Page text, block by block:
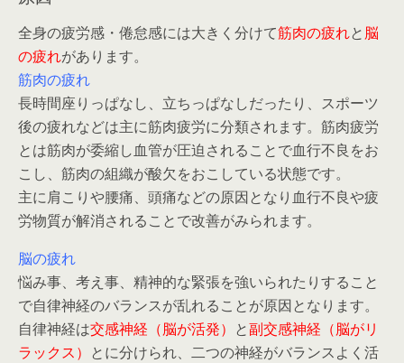
全身の疲労感・倦怠感には大きく分けて筋肉の疲れと脳
の疲れがあります。
筋肉の疲れ
長時間座りっぱなし、立ちっぱなしだったり、スポーツ
後の疲れなどは主に筋肉疲労に分類されます。筋肉疲労
とは筋肉が委縮し血管が圧迫されることで血行不良をお
こし、筋肉の組織が酸欠をおこしている状態です。
主に肩こりや腰痛、頭痛などの原因となり血行不良や疲
労物質が解消されることで改善がみられます。
脳の疲れ
悩み事、考え事、精神的な緊張を強いられたりすること
で自律神経のバランスが乱れることが原因となります。
自律神経は交感神経（脳が活発） と副交感神経（脳がリ
ラックス） とに分けられ、二つの神経がバランスよく活